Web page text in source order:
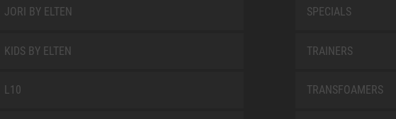
JORI BY ELTEN
KIDS BY ELTEN
L10
SPECIALS
TRAINERS
TRANSFOAMERS